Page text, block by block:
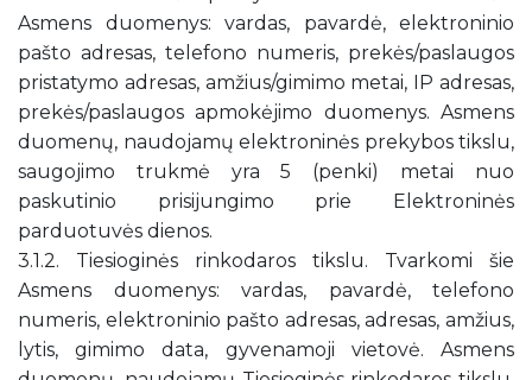
Asmens duomenys: vardas, pavardė, elektroninio
pašto adresas, telefono numeris, prekės/paslaugos
pristatymo adresas, amžius/gimimo metai, IP adresas,
prekės/paslaugos apmokėjimo duomenys. Asmens
duomenų, naudojamų elektroninės prekybos tikslu,
saugojimo trukmė yra 5 (penki) metai nuo
paskutinio prisijungimo prie Elektroninės
parduotuvės dienos.
3.1.2. Tiesioginės rinkodaros tikslu. Tvarkomi šie
Asmens duomenys: vardas, pavardė, telefono
numeris, elektroninio pašto adresas, adresas, amžius,
lytis, gimimo data, gyvenamoji vietovė. Asmens